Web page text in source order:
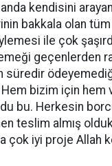
kendisini
bakkala olan
ile çok
geçenlerden
süredir
bizim için hem
bu. Herkesin
teslim almış
çok iyi proje Allah